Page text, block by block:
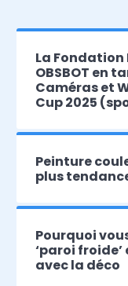
La Fondation
OBSBOT en
Caméras et
Cup 2025
Peinture
plus
Pourquoi
‘paroi
avec la déco